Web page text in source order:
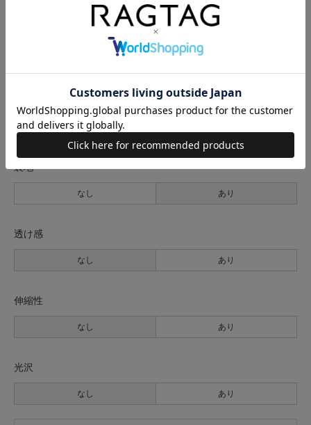
身幅 裄丈 ウエスト ヒップ
薄手
裏地
なし あり
透け感
なし あり
伸縮性
なし あり
光沢
なし あり